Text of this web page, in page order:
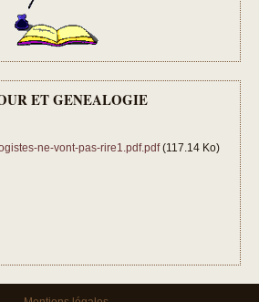
ET GENEALOGIE
ne-vont-pas-rire1.pdf.pdf(117.14 Ko)